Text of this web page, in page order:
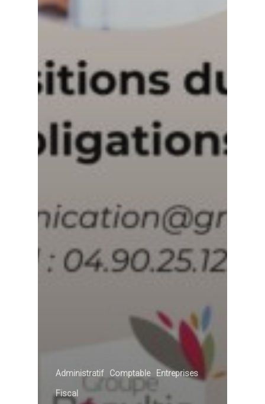
Administratif Comptable Entreprises
Fiscal